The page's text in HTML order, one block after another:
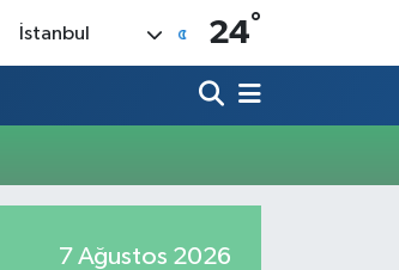
İstanbul 24°
7 Ağustos 2026